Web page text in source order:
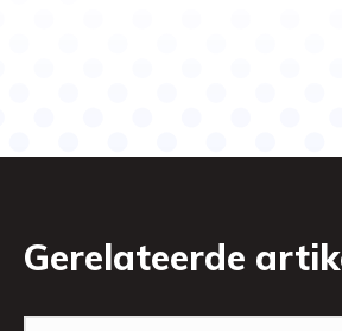
Gerelateerde